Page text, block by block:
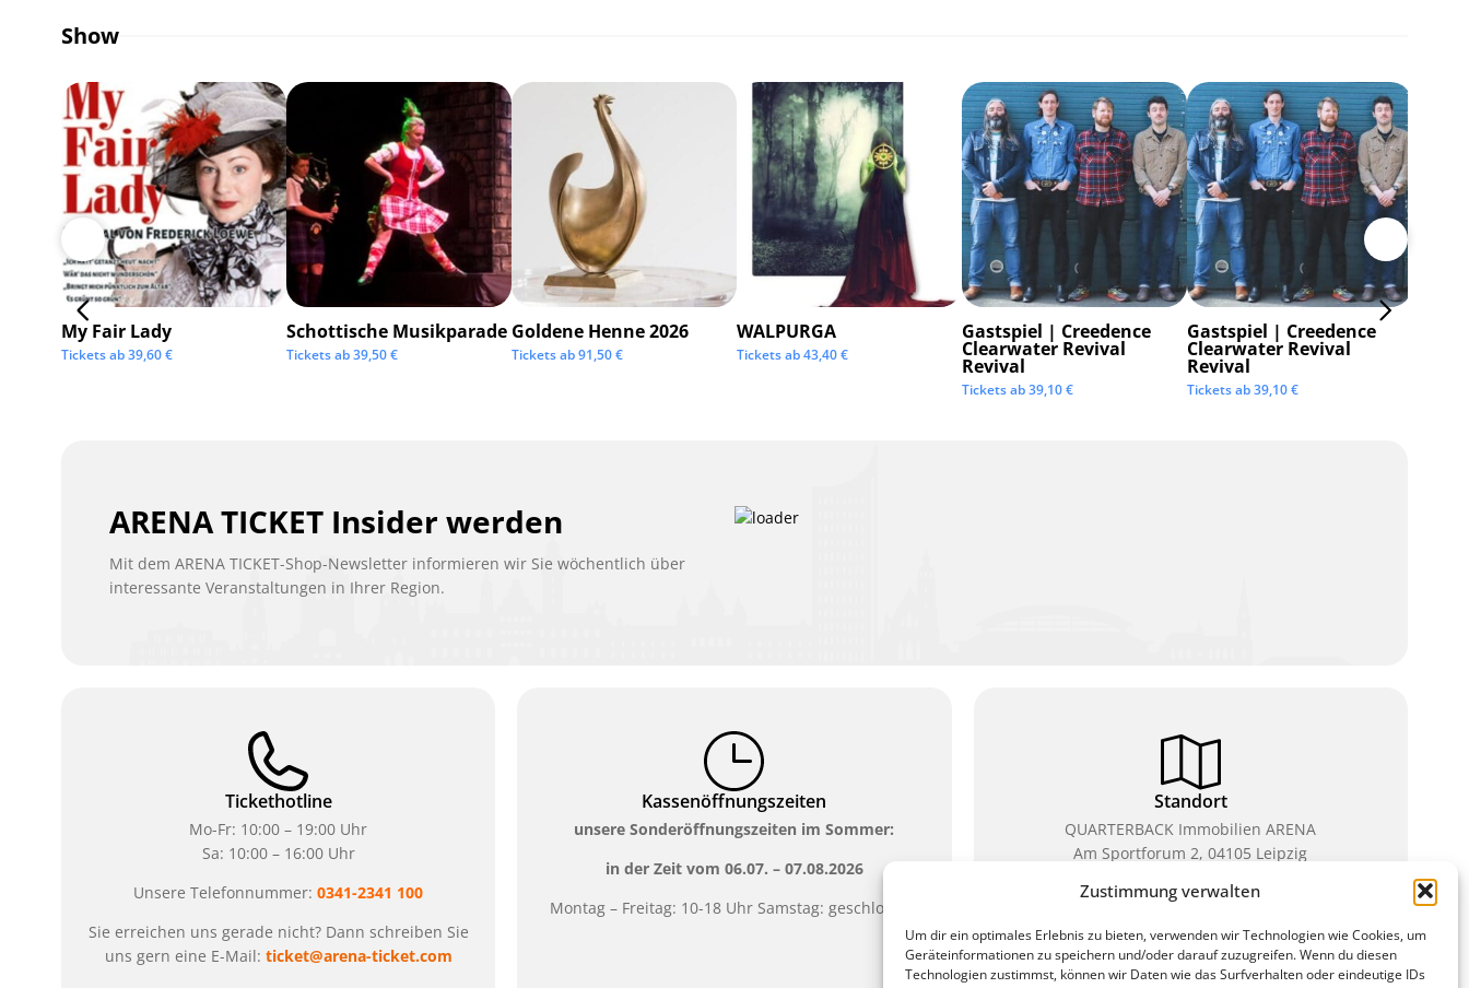
Zustimmung verwalten
Um dir ein optimales Erlebnis zu bieten, verwenden wir Technologien wie Cookies, um
Geräteinformationen zu speichern und/oder darauf zuzugreifen. Wenn du diesen
Technologien zustimmst, können wir Daten wie das Surfverhalten oder eindeutige IDs
Show
My Fair Lady
Tickets ab39,60€
Schottische Musikparade
Tickets ab39,50€
Goldene Henne 2026
Tickets ab91,50€
WALPURGA
Tickets ab43,40€
Gastspiel | Creedence
Clearwater Revival
Revival
Tickets ab39,10€
Gastspiel | Creedence
Clearwater Revival
Revival
Tickets ab39,10€
ARENA TICKET Insider werden
Mit dem ARENA TICKET-Shop-Newsletter informieren wir Sie wöchentlich über
interessante Veranstaltungen in Ihrer Region.
Tickethotline
Mo-Fr: 10:00 – 19:00 Uhr
Sa: 10:00 – 16:00 Uhr
Unsere Telefonnummer:0341-2341 100
Sie erreichen uns gerade nicht? Dann schreiben Sie
uns gern eine E-Mail: ticket@arena-ticket.com
Kassenöffnungszeiten
unsere Sonderöffnungszeiten im Sommer:
in der Zeit vom 06.07. – 07.08.2026
Montag – Freitag: 10-18 Uhr Samstag: geschlossen
Standort
QUARTERBACK Immobilien ARENA
Am Sportforum 2, 04105 Leipzig
Sie erreichen uns mit dem Öffentlichen Nahverkehr:
Waldplatz/Arena. Kostenfreies Parken ist während
des Ticketkaufs möglich.